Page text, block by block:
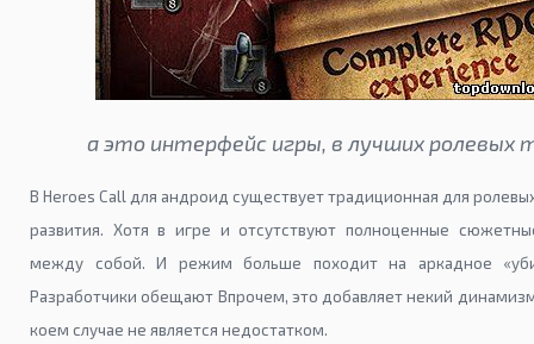
а это интерфейс игры, в лучших ролевых
В Heroes Call для андроид существует традиционная для
развития. Хотя в игре и отсутствуют полноценные
между собой. И режим больше походит на аркадное
Разработчики обещают Впрочем, это добавляет некий
коем случае не является недостатком.